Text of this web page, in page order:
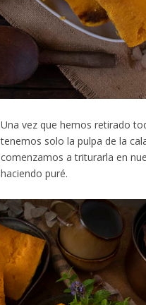
Una vez que hemos retirado
tenemos solo la pulpa de la
comenzamos a triturarla en
haciendo puré.